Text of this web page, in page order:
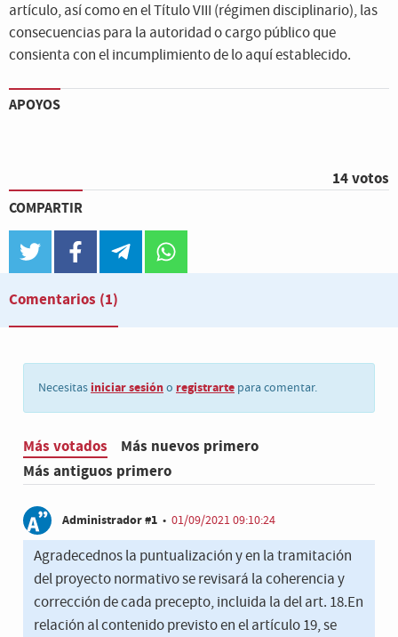
artículo, así como en el Título VIII (régimen disciplinario), las
consecuencias para la autoridad o cargo público que
consienta con el incumplimiento de lo aquí establecido.
APOYOS
14 votos
COMPARTIR
twitter facebook telegram
Comentarios (1)
Necesitas iniciar sesióno registrarte para comentar.
Más votados
Más nuevos primero
Más antiguos primero
Administrador #1 • 01/09/2021 09:10:24
Agradecednos la puntualización y en la tramitación
del proyecto normativo se revisará la coherencia y
corrección de cada precepto, incluida la del art. 18.En
relación al contenido previsto en el artículo 19, se